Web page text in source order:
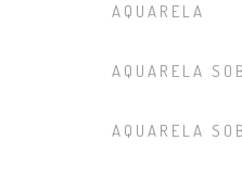
AQUARELA
AQUARELA
AQUARELA